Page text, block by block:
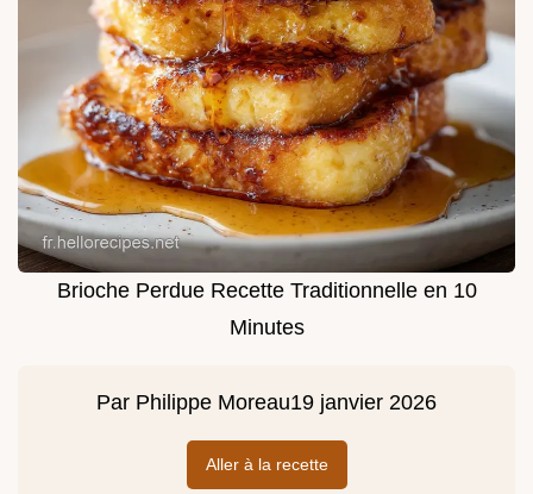
Brioche Perdue Recette Traditionnelle en 10
Minutes
Par Philippe Moreau19 janvier 2026
Aller à la recette